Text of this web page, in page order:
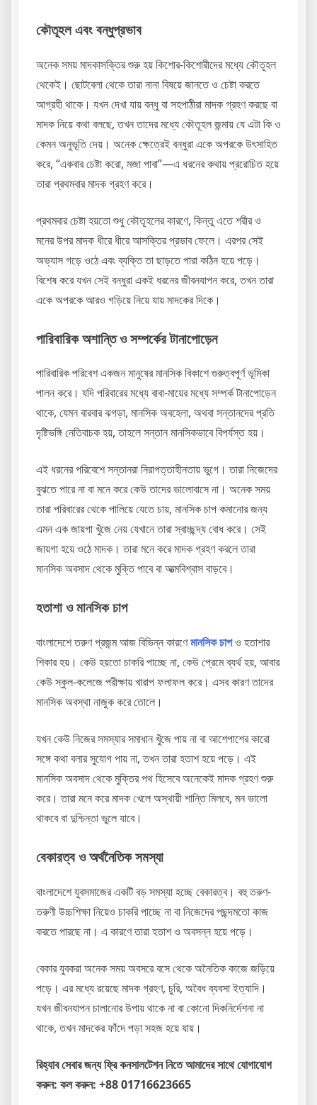
কৌতূহল এবং বন্ধুপ্রভাব
অনেক সময় মাদকাসক্তির শুরু হয় কিশোর-কিশোরীদের মধ্যে কৌতূহল
থেকেই। ছোটবেলা থেকে তারা নানা বিষয়ে জানতে ও চেষ্টা করতে
আগ্রহী থাকে। যখন দেখা যায় বন্ধু বা সহপাঠীরা মাদক গ্রহণ করছে বা
মাদক নিয়ে কথা বলছে, তখন তাদের মধ্যে কৌতূহল জন্মায় যে এটা কি ও
কেমন অনুভূতি দেয়। অনেক ক্ষেত্রেই বন্ধুরা একে অপরকে উৎসাহিত
করে, “একবার চেষ্টা করো, মজা পাবা”—এ ধরনের কথায় প্ররোচিত হয়ে
তারা প্রথমবার মাদক গ্রহণ করে।
প্রথমবার চেষ্টা হয়তো শুধু কৌতূহলের কারণে, কিন্তু এতে শরীর ও
মনের উপর মাদক ধীরে ধীরে আসক্তির প্রভাব ফেলে। এরপর সেই
অভ্যাস গড়ে ওঠে এবং ব্যক্তি তা ছাড়তে পারা কঠিন হয়ে পড়ে।
বিশেষ করে যখন সেই বন্ধুরা একই ধরনের জীবনযাপন করে, তখন তারা
একে অপরকে আরও গড়িয়ে নিয়ে যায় মাদকের দিকে।
পারিবারিক অশান্তি ও সম্পর্কের টানাপোড়েন
পারিবারিক পরিবেশ একজন মানুষের মানসিক বিকাশে গুরুত্বপূর্ণ ভূমিকা
পালন করে। যদি পরিবারের মধ্যে বাবা-মায়ের মধ্যে সম্পর্ক টানাপোড়েন
থাকে, যেমন বারবার ঝগড়া, মানসিক অবহেলা, অথবা সন্তানদের প্রতি
দৃষ্টিভঙ্গি নেতিবাচক হয়, তাহলে সন্তান মানসিকভাবে বিপর্যস্ত হয়।
এই ধরনের পরিবেশে সন্তানরা নিরাপত্তাহীনতায় ভুগে। তারা নিজেদের
বুঝতে পারে না বা মনে করে কেউ তাদের ভালোবাসে না। অনেক সময়
তারা পরিবারের থেকে পালিয়ে যেতে চায়, মানসিক চাপ কমানোর জন্য
এমন এক জায়গা খুঁজে নেয় যেখানে তারা স্বাচ্ছন্দ্য বোধ করে। সেই
জায়গা হয়ে ওঠে মাদক। তারা মনে করে মাদক গ্রহণ করলে তারা
মানসিক অবসাদ থেকে মুক্তি পাবে বা আত্মবিশ্বাস বাড়বে।
হতাশা ও মানসিক চাপ
বাংলাদেশে তরুণ প্রজন্ম আজ বিভিন্ন কারণেমানসিক চাপও হতাশার
শিকার হয়। কেউ হয়তো চাকরি পাচ্ছে না, কেউ প্রেমে ব্যর্থ হয়, আবার
কেউ স্কুল-কলেজে পরীক্ষায় খারাপ ফলাফল করে। এসব কারণ তাদের
মানসিক অবস্থা নাজুক করে তোলে।
যখন কেউ নিজের সমস্যার সমাধান খুঁজে পায় না বা আশেপাশের কারো
সঙ্গে কথা বলার সুযোগ পায় না, তখন তারা হতাশ হয়ে পড়ে। এই
মানসিক অবসাদ থেকে মুক্তির পথ হিসেবে অনেকেই মাদক গ্রহণ শুরু
করে। তারা মনে করে মাদক খেলে অস্থায়ী শান্তি মিলবে, মন ভালো
থাকবে বা দুশ্চিন্তা ভুলে যাবে।
বেকারত্ব ও অর্থনৈতিক সমস্যা
বাংলাদেশে যুবসমাজের একটি বড় সমস্যা হচ্ছে বেকারত্ব। বহু তরুণ-
তরুণী উচ্চশিক্ষা নিয়েও চাকরি পাচ্ছে না বা নিজেদের পছন্দমতো কাজ
করতে পারছে না। এ কারণে তারা হতাশ ও অবসন্ন হয়ে পড়ে।
বেকার যুবকরা অনেক সময় অবসরে বসে থেকে অনৈতিক কাজে জড়িয়ে
পড়ে। এর মধ্যে রয়েছে মাদক গ্রহণ, চুরি, অবৈধ ব্যবসা ইত্যাদি।
যখন জীবনযাপন চালানোর উপায় থাকে না বা কোনো দিকনির্দেশনা না
থাকে, তখন মাদকের ফাঁদে পড়া সহজ হয়ে যায়।
রিহ্যাব সেবার জন্য ফ্রি কনসালটেশন নিতে আমাদের সাথে যোগাযোগ
করুন: কল করুন: +88 01716623665